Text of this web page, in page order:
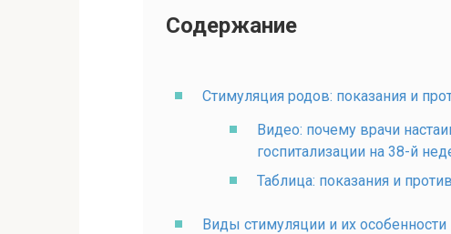
Содержание
Стимуляция родов: показания и
Видео: почему врачи
госпитализации на 38-й
Таблица: показания и
Виды стимуляции и их особенности